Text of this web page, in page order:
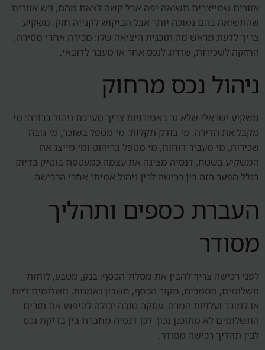
אזורים שמייצרים תשואה יפה אבל קשה לצאת מהם, ויש אזורים
שהתשואה בהם נמוכה יותר אבל הביקוש לקנייה חזק. משקיע
צריך לדעת מראש מה תוכנית היציאה שלו: מכירה אחרי מסירה,
החזקה לשכירות, שדרוג לנכס אחר או מעבר לדובאי.
ניהול נכס מרחוק
משקיע ישראלי שלא גר באמירויות צריך מערכת ניהול ברורה: מי
מקבל את הדירה, מי בודק תקלות, מי מטפל בשוכר, מי גובה
שכירות, מי מעביר דוחות, מי מטפל בריהוט ומי מייצג את
המשקיע בשטח. דנסיה מציגה את עצמה כמעטפת בוטיק בדיוק
בגלל הפער הזה בין רכישה לבין ניהול אמיתי אחרי הרכישה.
העברת כספים ותהליך
מסודר
לפני רכישה צריך להבין את מסלול הכסף: בנק, מטבע, לוחות
תשלומים, מסמכים, מקור הכסף, חשבון נאמנות, תשלומים ליזם
או למוכר ועלויות המרה. עסקה טובה יכולה להיפגע אם תזרים
התשלומים לא מתוכנן נכון. לכן דנסיה מחברת בין בדיקת נכס
לבין תהליך רכישה מסודר.